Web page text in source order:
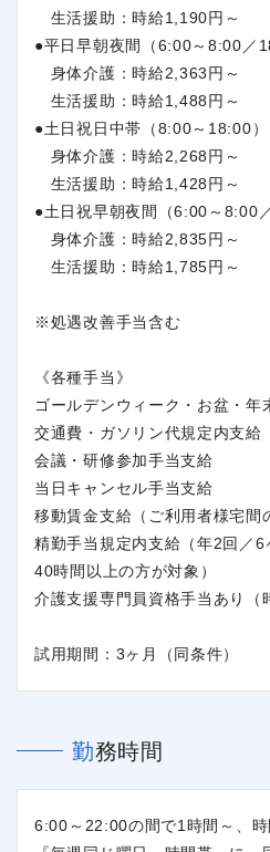
生活援助：時給1,190円～
●平日早朝夜間（6:00～8:00／
身体介護：時給2,363円～
生活援助：時給1,488円～
●土日祝日中帯（8:00～18:00）
身体介護：時給2,268円～
生活援助：時給1,428円～
●土日祝早朝夜間（6:00～8:00
身体介護：時給2,835円～
生活援助：時給1,785円～
※処遇改善手当含む
《各種手当》
ゴールデンウィーク・お盆・年
交通費・ガソリン代規定内支給
会議・研修参加手当支給
当日キャンセル手当支給
移動賃金支給（ご利用者様宅間
精勤手当規定内支給（年2回／
40時間以上の方が対象）
介護支援専門員資格手当あり（
試用期間：3ヶ月（同条件）
勤務時間
6:00～22:00の間で1時間～、時